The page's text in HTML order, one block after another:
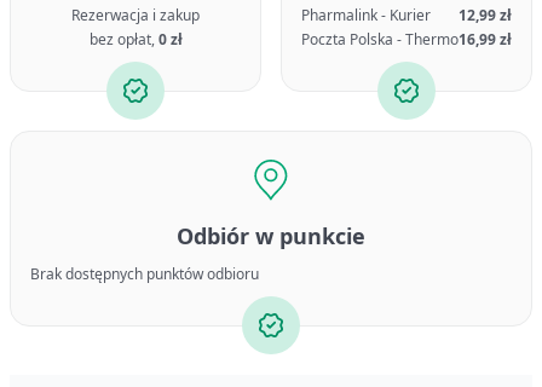
Rezerwacja i zakup
bez opłat,0 zł
Pharmalink - Kurier
12,99 zł
Poczta Polska - Thermo16,99 zł
Odbiór w punkcie
Brak dostępnych punktów odbioru